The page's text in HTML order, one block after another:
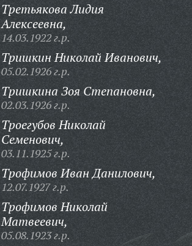
Третьякова Лидия
Алексеевна,
14.03.1922 г.р.
Тришкин Николай Иванович,
05.02.1926 г.р.
Тришкина Зоя Степановна,
02.03.1926 г.р.
Троегубов Николай
Семенович,
03.11.1925 г.р.
Трофимов Иван Данилович,
12.07.1927 г.р.
Трофимов Николай
Матвеевич,
05.08.1923 г.р.